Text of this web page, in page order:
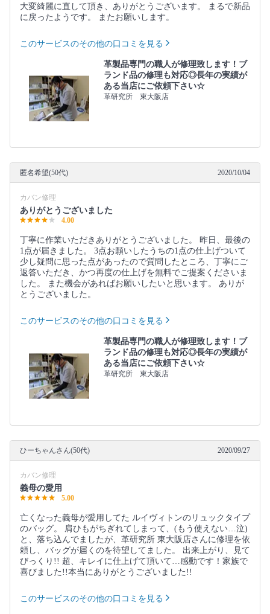
大変綺麗に直して頂き、ありがとうございます。 まるで新品
に戻ったようです。 またお願いします。
このサービスのその他の口コミを見る
革製品専門の職人が修理致します！ブ
ランド品の修理も対応◎長年の実績が
ある当店にご依頼下さい☆
革研究所 東大阪店
匿名希望(50代) 2020/10/04
カバン修理
ありがとうございました
4.00
丁寧に作業いただきありがとうございました。 昨日、最後の
1点が届きました。 3点お願いしたうちの1点の仕上げついて
少し疑問に思った点があったので質問したところ、丁寧にご
返答いただき、かつ再度の仕上げを無料でご提案くださいま
した。 また機会があればお願いしたいと思います。 ありが
とうございました。
このサービスのその他の口コミを見る
革製品専門の職人が修理致します！ブ
ランド品の修理も対応◎長年の実績が
ある当店にご依頼下さい☆
革研究所 東大阪店
ひーちゃんさん(50代) 2020/09/27
カバン修理
義母の愛用
5.00
亡くなった義母が愛用してた ルイヴィトンのリュックタイプ
のバッグ。 肩ひもがちぎれてしまって、(もう使えない…泣)
と、落ち込んでましたが、革研究所 東大阪店さんに修理を依
頼し、バッグが届くのを待望してました。 出来上がり、見て
びっくり!! 超、キレイに仕上げて頂いて…感動です！家族で
喜びました!!本当にありがとうございました!!
このサービスのその他の口コミを見る